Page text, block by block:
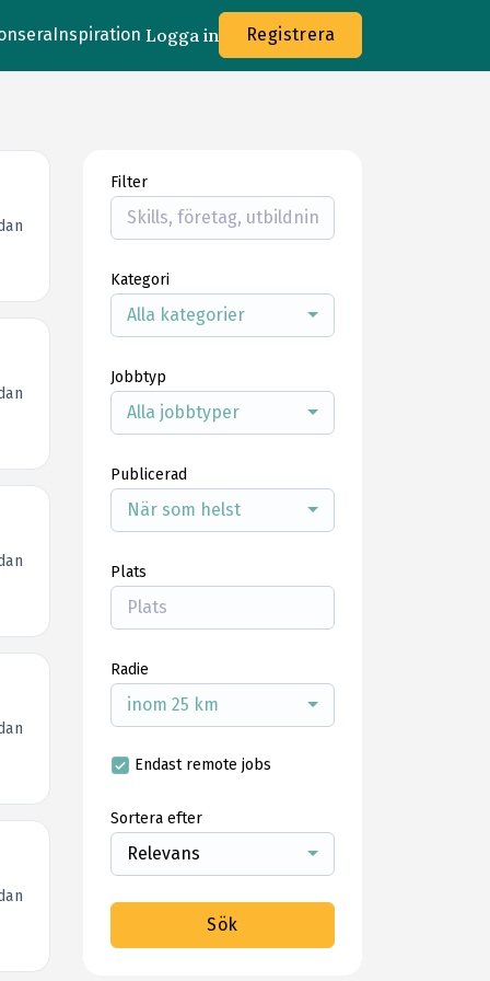
Inspiration Logga in Registrera
Filter
Kategori
Alla kategorier
Jobbtyp
Alla jobbtyper
Publicerad
När som helst
Plats
Radie
inom 25 km
Endast remote jobs
Sortera efter
Relevans
Sök